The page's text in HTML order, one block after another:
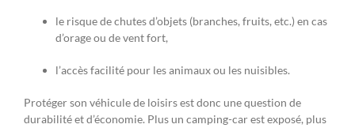
le risque de chutes d’objets (branches, fruits, etc.) en cas
d’orage ou de vent fort,
l’accès facilité pour les animaux ou les nuisibles.
Protéger son véhicule de loisirs est donc une question de
durabilité et d’économie. Plus un camping-car est exposé, plus